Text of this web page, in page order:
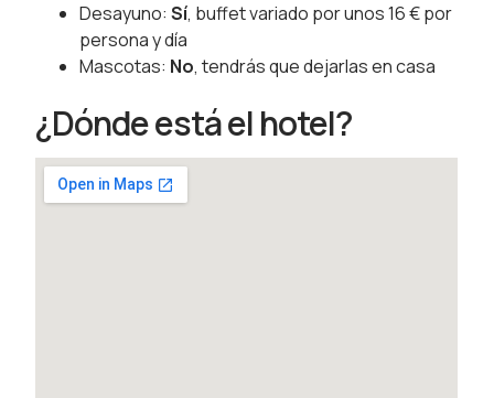
Desayuno:Sí, buffet variado por unos 16 € por
persona y día
Mascotas: No, tendrás que dejarlas en casa
¿Dónde está el hotel?